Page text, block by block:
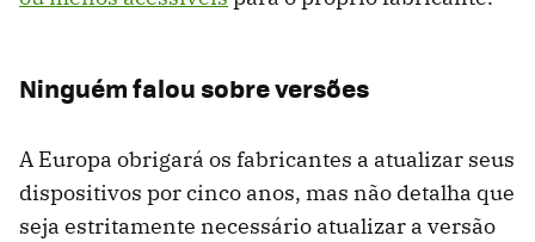
Ninguém falou sobre versões
A Europa obrigará os fabricantes a atualizar seus
dispositivos por cinco anos, mas não detalha que
seja estritamente necessário atualizar a versão